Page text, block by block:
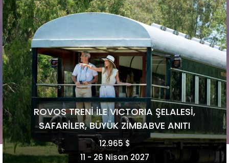
FAROE ADALARI
5.990 €
15 - 21 Ağustos 2026